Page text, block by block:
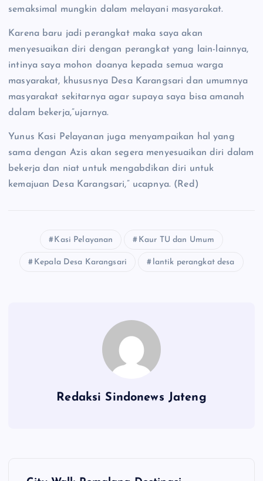
semaksimal mungkin dalam melayani masyarakat.
Karena baru jadi perangkat maka saya akan
menyesuaikan diri dengan perangkat yang lain-lainnya,
intinya saya mohon doanya kepada semua warga
masyarakat, khususnya Desa Karangsari dan umumnya
masyarakat sekitarnya agar supaya saya bisa amanah
dalam bekerja,”ujarnya.
Yunus Kasi Pelayanan juga menyampaikan hal yang
sama dengan Azis akan segera menyesuaikan diri dalam
bekerja dan niat untuk mengabdikan diri untuk
kemajuan Desa Karangsari,” ucapnya. (Red)
Kasi Pelayanan Kaur TU dan Umum
Kepala Desa Karangsari lantik perangkat desa
Redaksi Sindonews Jateng
N